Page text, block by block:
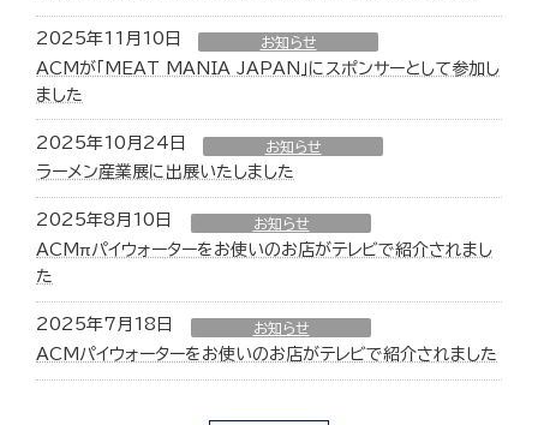
2025年11月10日 お知らせ
ACMが「MEAT MANIA JAPAN」にスポンサーとして参加し
ました
2025年10月24日 お知らせ
ラーメン産業展に出展いたしました
2025年8月10日 お知らせ
ACMπパイウォーターをお使いのお店がテレビで紹介されまし
た
2025年7月18日 お知らせ
ACMパイウォーターをお使いのお店がテレビで紹介されました